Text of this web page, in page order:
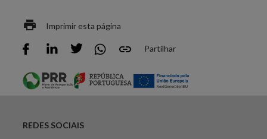
Imprimir esta página
Partilhar
REDES SOCIAIS